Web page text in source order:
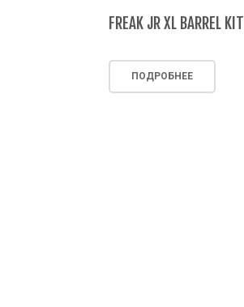
FREAK JR XL BARREL KIT
ПОДРОБНЕЕ